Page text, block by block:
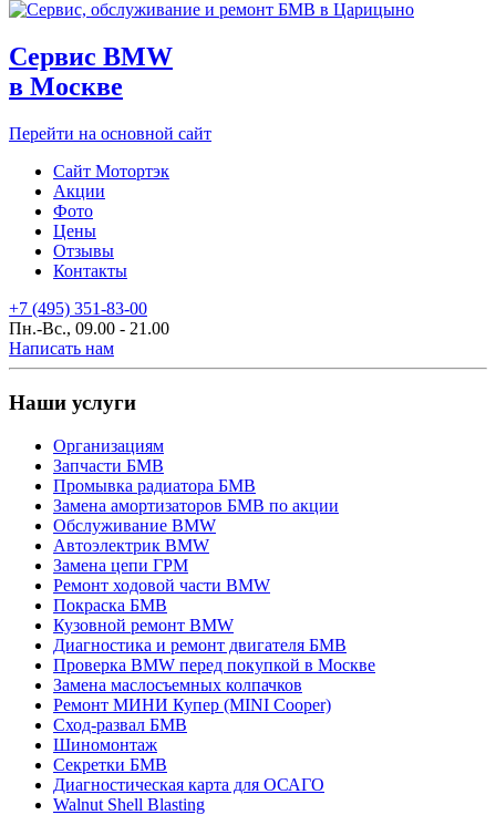
Сервис BMW
в Москве
Перейти на основной сайт
Сайт Мотортэк
Акции
Фото
Цены
Отзывы
Контакты
+7 (495) 351-83-00
Пн.-Вс., 09.00 - 21.00
Написать нам
Наши услуги
Организациям
Запчасти БМВ
Промывка радиатора БМВ
Замена амортизаторов БМВ по акции
Обслуживание BMW
Автоэлектрик BMW
Замена цепи ГРМ
Ремонт ходовой части BMW
Покраска БМВ
Кузовной ремонт BMW
Диагностика и ремонт двигателя БМВ
Проверка BMW перед покупкой в Москве
Замена маслосъемных колпачков
Ремонт МИНИ Купер (MINI Cooper)
Сход-развал БМВ
Шиномонтаж
Секретки БМВ
Диагностическая карта для ОСАГО
Walnut Shell Blasting